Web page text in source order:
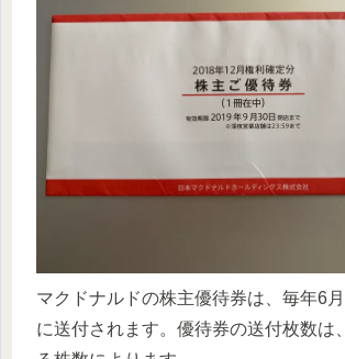
マクドナルドの株主優待券は、毎年6
に送付されます。優待券の送付枚数は